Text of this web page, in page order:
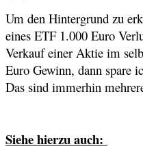
Um den Hintergrund zu
eines ETF 1.000 Euro
Verkauf einer Aktie im
Euro Gewinn, dann spare
Das sind immerhin
Siehe hierzu auch: